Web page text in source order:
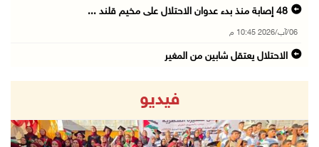
48 إصابة منذ بدء عدوان الاحتلال على مخيم قلند ...
06/آب/2026 10:45 م
الاحتلال يعتقل شابين من المغير
وزير الداخلية يبحث مع مكافحة المخدرات الدولي ...
06/آب/2026 10:01 م
فيديو